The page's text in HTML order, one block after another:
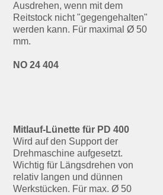
Ausdrehen, wenn mit dem
Reitstock nicht "gegengehalten"
werden kann. Für maximal Ø 50
mm.
NO 24 404
Mitlauf-Lünette für PD 400
Wird auf den Support der
Drehmaschine aufgesetzt.
Wichtig für Längsdrehen von
relativ langen und dünnen
Werkstücken. Für max. Ø 50